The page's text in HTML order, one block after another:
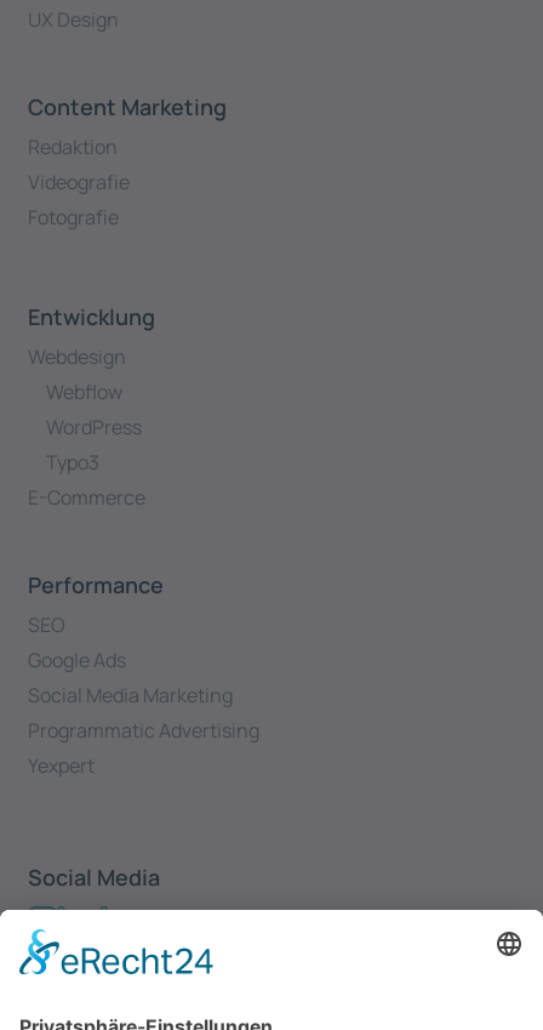
UX Design
Content Marketing
Redaktion
Videografie
Fotografie
Entwicklung
Webdesign
Webflow
WordPress
Typo3
E-Commerce
Performance
SEO
Google Ads
Social Media Marketing
Programmatic Advertising
Yexpert
Social Media